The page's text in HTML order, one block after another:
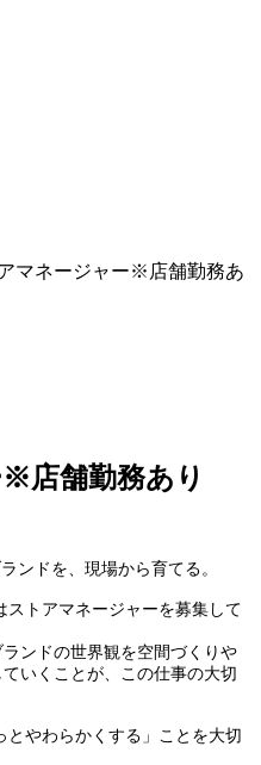
マネージャー※店舗勤務あ
店舗勤務あり
ンドを、現場から育てる。
トアマネージャーを募集して
ンドの世界観を空間づくりや
いくことが、この仕事の大切
やわらかくする」ことを大切